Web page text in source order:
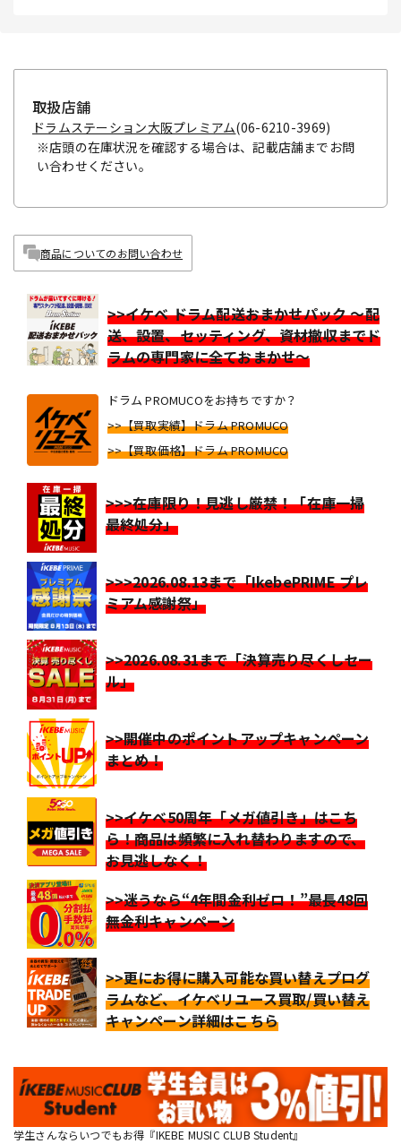
取扱店舗
ドラムステーション大阪プレミアム(06-6210-3969)
※店頭の在庫状況を確認する場合は、記載店舗までお問
い合わせください。
商品についてのお問い合わせ
>>イケベ ドラム配送おまかせパック ～配
送、設置、セッティング、資材撤収までド
ラムの専門家に全ておまかせ～
ドラム PROMUCOをお持ちですか？
>>【買取実績】ドラム PROMUCO
>>【買取価格】ドラム PROMUCO
>>>在庫限り！見逃し厳禁！「在庫一掃
最終処分」
>>>2026.08.13まで「IkebePRIME プレ
ミアム感謝祭」
>>2026.08.31まで「決算売り尽くしセー
ル」
>>開催中のポイントアップキャンペーン
まとめ！
>>イケベ50周年「メガ値引き」はこち
ら！商品は頻繁に入れ替わりますので、
お見逃しなく！
>>迷うなら“4年間金利ゼロ！”最長48回
無金利キャンペーン
>>更にお得に購入可能な買い替えプログ
ラムなど、イケベリユース買取/買い替え
キャンペーン詳細はこちら
学生さんならいつでもお得『IKEBE MUSIC CLUB Student』